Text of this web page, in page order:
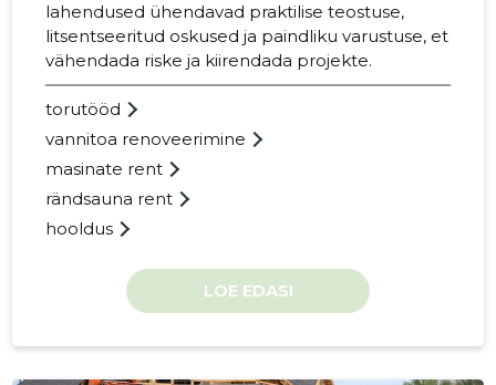
lahendused ühendavad praktilise teostuse,
litsentseeritud oskused ja paindliku varustuse, et
vähendada riske ja kiirendada projekte.
torutööd
vannitoa renoveerimine
masinate rent
rändsauna rent
hooldus
LOE EDASI